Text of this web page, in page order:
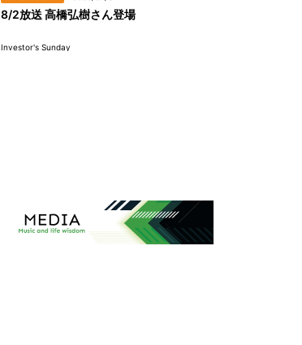
8/2放送 高橋弘樹さん登場
Investor's Sunday